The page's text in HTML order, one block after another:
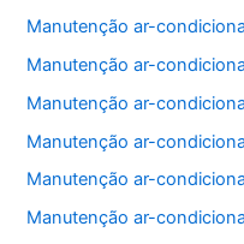
Manutenção ar-
Manutenção ar-
Manutenção ar-
Manutenção ar-
Manutenção ar-
Manutenção ar-